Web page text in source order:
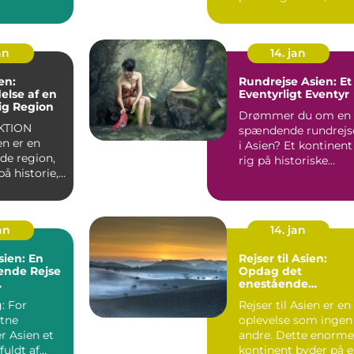
af en
Region
er en
region,
historie,
l...
14. jan
Rundrejse Asien: Et
Eventyrligt Eventyr
Drømmer du om en
spændende
i Asien? Et kontinent
rig på historiske
En
Rejse
For
Asien et
af
14. jan
Rejser til Asien:
Opdag det
enestående
Rejser til Asien er en
oplevelse som ingen
andre. Dette enorme
kontinent byder på